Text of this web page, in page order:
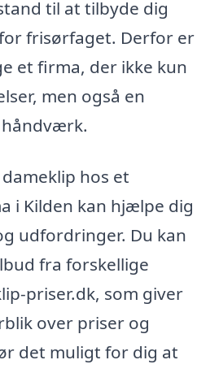
til at tilbyde dig
frisørfaget. Derfor er
et firma, der ikke kun
men også en
hos et
i Kilden kan hjælpe dig
udfordringer. Du kan
fra forskellige
priser.dk, som giver
over priser og
det muligt for dig at